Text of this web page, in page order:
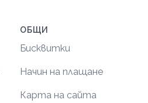
ОБЩИ
Бисквитки
Начин на плащане
Карта на сайта